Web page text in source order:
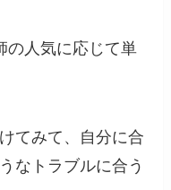
の人気に応じて単
てみて、自分に合
なトラブルに合う